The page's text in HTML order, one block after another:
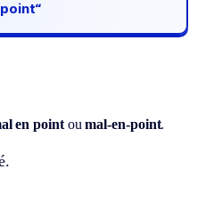
en pointoumal-en-point.